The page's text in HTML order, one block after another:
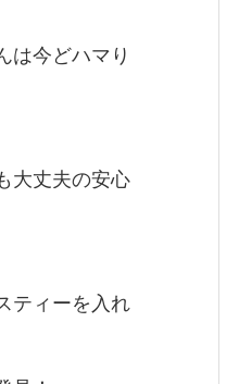
は今どハマり
大丈夫の安心
ティーを入れ